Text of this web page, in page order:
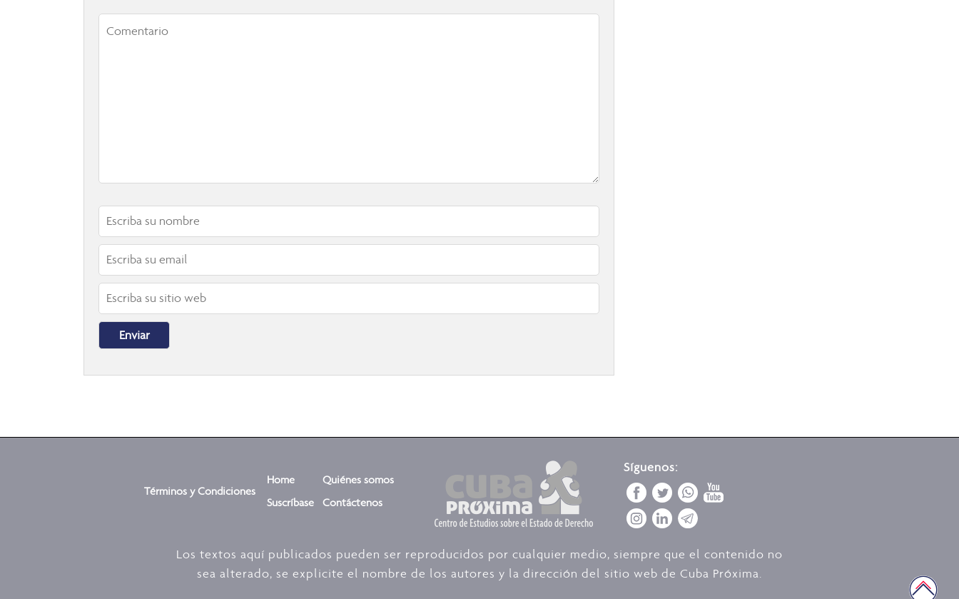
Términos y Condiciones
Home
Suscríbase
Quiénes somos
Contáctenos
Síguenos:
Los textos aquí publicados pueden ser reproducidos por cualquier medio, siempre que el contenido no
sea alterado, se explicite el nombre de los autores y la dirección del sitio web de Cuba Próxima.